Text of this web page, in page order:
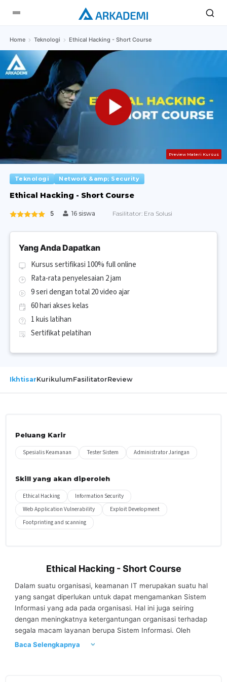
Home Teknologi Ethical Hacking - Short Course
Preview Materi Kursus
Teknologi Network &amp; Security
Ethical Hacking - Short Course
5 16 siswa Fasilitator: Era Solusi
Yang Anda Dapatkan
Kursus sertifikasi 100% full online
Rata-rata penyelesaian 2 jam
9 seri dengan total 20 video ajar
60 hari akses kelas
1 kuis latihan
Sertifikat pelatihan
IkhtisarKurikulumFasilitatorReview
Peluang Karir
Spesialis Keamanan Tester Sistem Administrator Jaringan
Skill yang akan diperoleh
Ethical Hacking
Information Security
Web Application Vulnerability
Exploit Development
Footprinting and scanning
Ethical Hacking - Short Course
Dalam suatu organisasi, keamanan IT merupakan suatu hal
yang sangat diperlukan untuk dapat mengamankan Sistem
Informasi yang ada pada organisasi. Hal ini juga seiring
dengan meningkatnya ketergantungan organisasi terhadap
segala macam layanan berupa Sistem Informasi. Oleh
karena itu, dibutuhkan SDM yang mempunyai pengetahuan,
Baca Selengkapnya